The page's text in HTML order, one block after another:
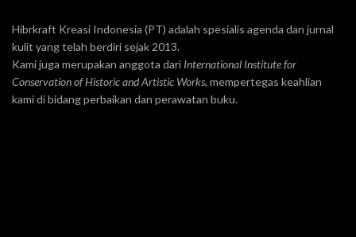
Hibrkraft Kreasi Indonesia (PT) adalah spesialis agenda dan jurnal
kulit yang telah berdiri sejak 2013.
Kami juga merupakan anggota dari International Institute for
Conservation of Historic and Artistic Works, mempertegas keahlian
kami di bidang perbaikan dan perawatan buku.